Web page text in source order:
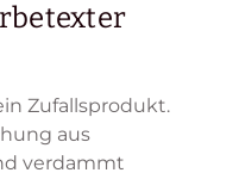
Zufallsprodukt.
aus
verdammt